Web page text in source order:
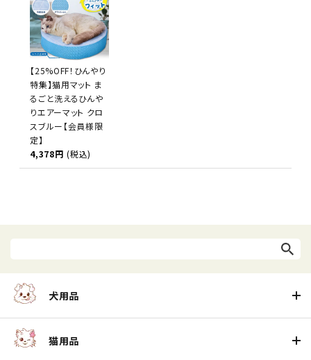
【25%OFF！ひんやり
特集】猫用マット ま
るごと洗えるひんや
りエアーマット クロ
スブルー【会員様限
定】
4,378円 (税込)
犬用品
猫用品